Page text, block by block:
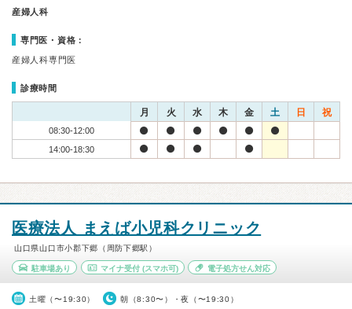
産婦人科
専門医・資格：
産婦人科専門医
診療時間
月 火 水 木 金 土 日 祝
08:30-12:00
14:00-18:30
医療法人 まえば小児科クリニック
山口県山口市小郡下郷（周防下郷駅）
駐車場あり マイナ受付(スマホ可) 電子処方せん対応
土曜（〜19:30） 朝（8:30〜）・夜（〜19:30）